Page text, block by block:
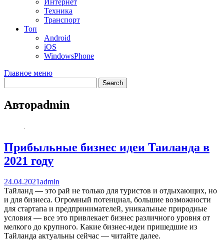
Техника
Транспорт
Топ
Android
iOS
WindowsPhone
Главное меню
Авторadmin
Прибыльные бизнес идеи Таиланда в
2021 году
24.04.2021admin
Тайланд — это рай не только для туристов и отдыхающих, но
и для бизнеса. Огромный потенциал, большие возможности
для стартапа и предпринимателей, уникальные природные
условия — все это привлекает бизнес различного уровня от
мелкого до крупного. Какие бизнес-идеи пришедшие из
Тайланда актуальны сейчас — читайте далее.